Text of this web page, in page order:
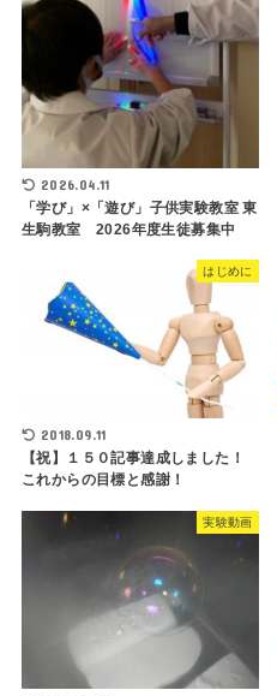
2026.04.11
「学び」×「遊び」子供実験教室 東
生駒教室 2026年度生徒募集中
はじめに
2018.09.11
【祝】１５０記事達成しました！
これからの目標と感謝！
実験動画